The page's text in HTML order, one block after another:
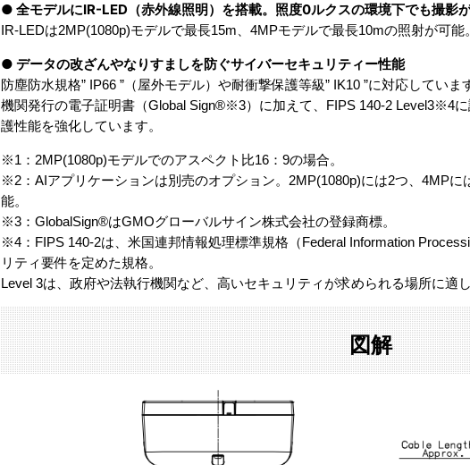
● 全モデルにIR-LED（赤外線照明）を搭載。照度0ルクスの環境下でも撮影が
IR-LEDは2MP(1080p)モデルで最長15m、4MPモデルで最長10mの照射が可能
● データの改ざんやなりすましを防ぐサイバーセキュリティー性能
防塵防水規格” IP66 ”（屋外モデル）や耐衝撃保護等級” IK10 ”に対応してい
機関発行の電子証明書（Global Sign®※3）に加えて、FIPS 140-2 Level3※4
護性能を強化しています。
※1：2MP(1080p)モデルでのアスペクト比16：9の場合。
※2：AIアプリケーションは別売のオプション。2MP(1080p)には2つ、4MP
能。
※3：GlobalSign®はGMOグローバルサイン株式会社の登録商標。
※4：FIPS 140-2は、米国連邦情報処理標準規格（Federal Information
リティ要件を定めた規格。
Level 3は、政府や法執行機関など、高いセキュリティが求められる場所に適し
図解